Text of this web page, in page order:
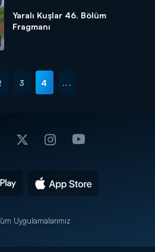
Yaralı Kuşlar 46. Bölüm
Fragmanı
3 4 ...
Uygulamalarımız